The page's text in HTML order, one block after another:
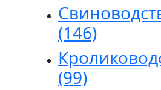
(146)
(99)